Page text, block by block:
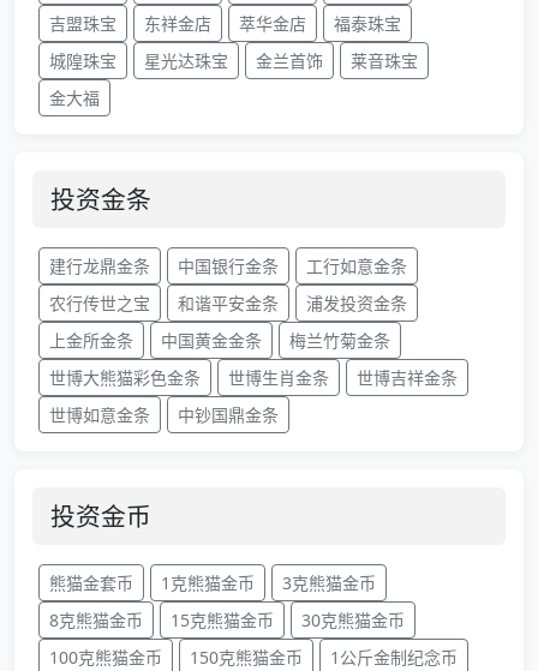
吉盟珠宝
东祥金店 萃华金店
福泰珠宝
城隍珠宝
星光达珠宝 金兰首饰
莱音珠宝
金大福
投资金条
建行龙鼎金条 中国银行金条
工行如意金条
农行传世之宝
和谐平安金条
浦发投资金条
上金所金条
中国黄金金条
梅兰竹菊金条
世博大熊猫彩色金条
世博生肖金条
世博吉祥金条
世博如意金条
中钞国鼎金条
投资金币
熊猫金套币 1克熊猫金币
3克熊猫金币
8克熊猫金币
15克熊猫金币
30克熊猫金币
100克熊猫金币
150克熊猫金币
1公斤金制纪念币